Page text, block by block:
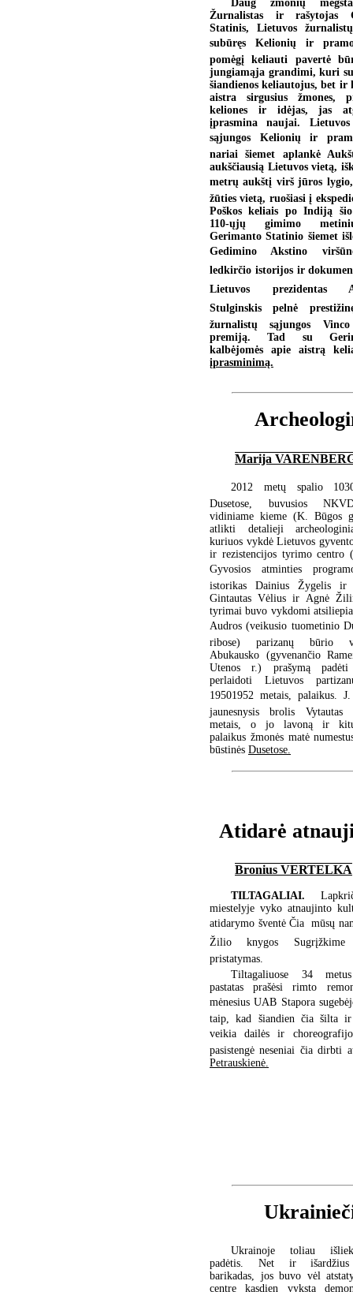
Daug žmonių
Žurnalistas ir rašytojas
Statinis, Lietuvos
subūręs Kelionių ir
pomėgį keliauti pavertė
jungiamąja grandimi, kuri
šiandienos keliautojus, bet ir
aistra sirgusius žmones,
keliones ir idėjas, jas
įprasmina naujai.
sąjungos Kelionių ir
nariai šiemet aplankė
aukščiausią Lietuvos vietą,
metrų aukštį virš jūros lygio,
žūties vietą, ruošiasi į
Poškos keliais po Indiją
110-ųjų gimimo
Gerimanto Statinio šiemet
Gedimino Akstino
ledkirčio istorijos ir
Lietuvos prezidentas
Stulginskis pelnė
žurnalistų sąjungos
premiją. Tad su
kalbėjomės apie aistrą
įprasminimą.
Marija
2012 metų spalio
Dusetose, buvusios
vidiniame kieme (K. Būgos
atlikti detalieji
kuriuos vykdė Lietuvos
ir rezistencijos tyrimo centro
Gyvosios atminties
istorikas Dainius Žygelis ir
Gintautas Vėlius ir Agnė
tyrimai buvo vykdomi
Audros (veikusio tuometinio
ribose) parizanų būrio
Abukausko (gyvenančio
Utenos r.) prašymą
perlaidoti Lietuvos
19501952 metais, palaikus.
jaunesnysis brolis Vytautas
metais, o jo lavoną ir
palaikus žmonės matė
būstinės Dusetose.
Atidarė
Bronius VERTELKA
TILTAGALIAI.
miestelyje vyko atnaujinto
atidarymo šventė Čia  mūsų
Žilio knygos
pristatymas.
Tiltagaliuose 34
pastatas prašėsi rimto
mėnesius UAB Stapora
taip, kad šiandien čia šilta
veikia dailės ir
pasistengė neseniai čia dirbti
Petrauskienė.
Ukrainoje toliau
padėtis. Net ir išardžius
barikadas, jos buvo vėl
centre kasdien vyksta